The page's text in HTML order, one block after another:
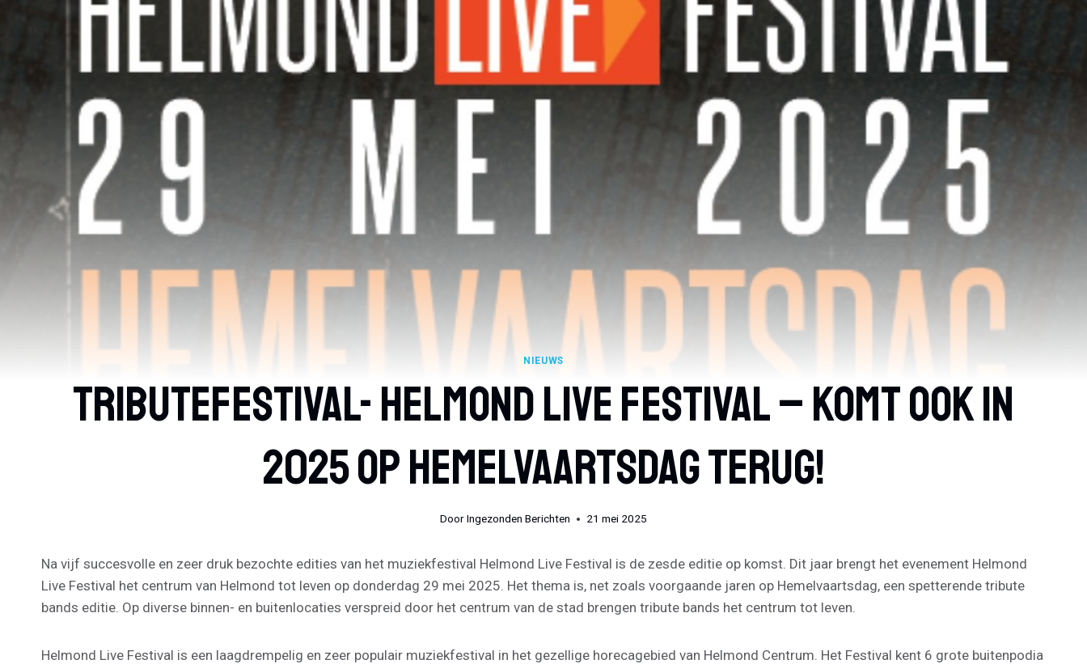
NIEUWS
Tributefestival- Helmond Live Festival – Komt Ook In
2025 Op Hemelvaartsdag Terug!
DoorIngezonden Berichten 21 mei 2025
Na vijf succesvolle en zeer druk bezochte edities van het muziekfestival Helmond Live Festival is de zesde editie op komst. Dit jaar brengt het evenement Helmond
Live Festival het centrum van Helmond tot leven op donderdag 29 mei 2025. Het thema is, net zoals voorgaande jaren op Hemelvaartsdag, een spetterende tribute
bands editie. Op diverse binnen- en buitenlocaties verspreid door het centrum van de stad brengen tribute bands het centrum tot leven.
Helmond Live Festival is een laagdrempelig en zeer populair muziekfestival in het gezellige horecagebied van Helmond Centrum. Het Festival kent 6 grote buitenpodia